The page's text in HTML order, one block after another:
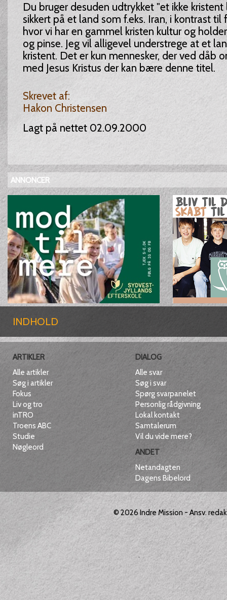
Du bruger desuden udtrykket "et ikke
sikkert på et land som f.eks. Iran, i kontrast til
hvor vi har en gammel kristen kultur og
og pinse. Jeg vil alligevel understrege at et
kristent. Det er kun mennesker, der ved dåb
med Jesus Kristus der kan bære denne titel.
Skrevet af:
Hakon Christensen
Lagt på nettet 02.09.2000
ANNONCER
INDHOLD
ARTIKLER
Alle artikler
Søg i artikler
Fokus
Liv og tro
inTRO
Troens ABC
Studie
Nøgleord
DIALOG
Alle svar
Søg i svar
Spørg svarpanelet
Personlig rådgivning
Lokal kontakt
Samtalerum
Vil du vide mere?
ANDET
Netandagten
Dagens Bibelord
© 2026Indre Mission - Ansv.